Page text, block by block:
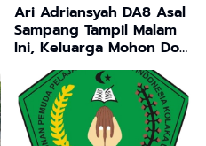
Ari Adriansyah DA8 Asal
Sampang Tampil Malam
Ini, Keluarga Mohon Doa
dan Dukungan
Masyarakat Madura